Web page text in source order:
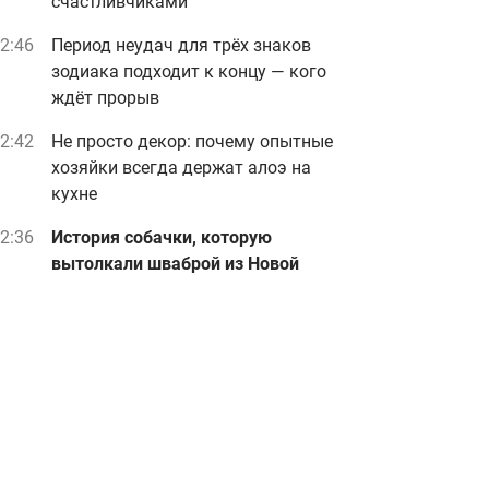
Период неудач для трёх знаков
зодиака подходит к концу — кого
ждёт прорыв
Не просто декор: почему опытные
хозяйки всегда держат алоэ на
кухне
История собачки, которую
вытолкали шваброй из Новой